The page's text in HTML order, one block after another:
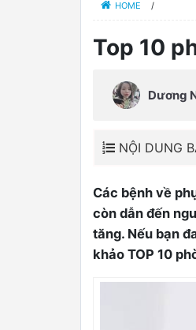
HOME /
Top 10
Dương
NỘI DUNG
Các bệnh về
còn dẫn đến
tăng. Nếu bạn
khảo TOP 10